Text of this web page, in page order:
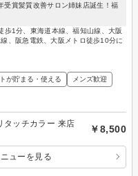
受賞髪質改善サロン姉妹店誕生！福
歩1分、東海道本線、福知山線、大阪
、阪急電鉄、大阪メトロ徒歩10分に
が貯まる・使える メンズ歓迎
タッチカラー 来店
￥8,500
ューを見る